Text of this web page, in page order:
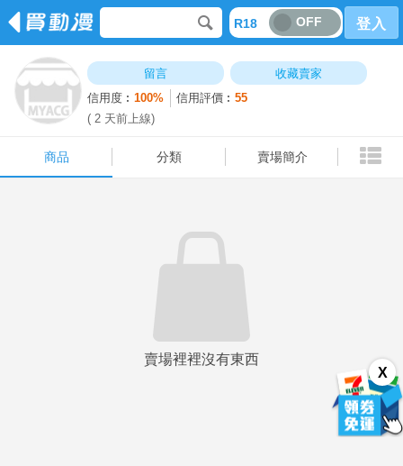
R18 OFF 登入
留言
收藏賣家
信用度︰100% 信用評價︰55
( 2 天前上線)
商品 分類 賣場簡介
X
賣場裡裡沒有東西
商品 分類 賣場簡介